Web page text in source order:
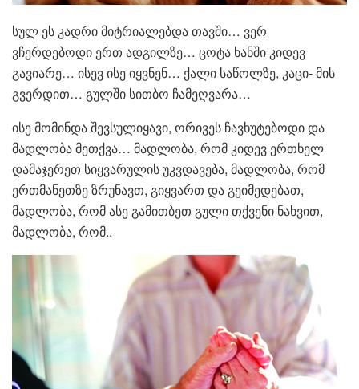
სულ ეს კადრი მიტრიალებდა თავში… ვერ
ვჩერდებოდი ერთ ადგილზე… ცოტა ხანში კიდევ
გავიარე… ისევ ისე იყვნენ… ქალი საწოლზე, კაცი- მის
გვერდით… გულში სითბო ჩამეღვარა…
ისე მომინდა შევსულიყავი, ორივეს ჩავხუტებოდი და
მადლობა მეთქვა… მადლობა, რომ კიდევ ერთხელ
დამაჯერეთ სიყვარულის უკვდავება, მადლობა, რომ
ერთმანეთზე ზრუნავთ, გიყვართ და გეიმედებათ,
მადლობა, რომ ასე გამითბეთ გული თქვენი ნახვით,
მადლობა, რომ..